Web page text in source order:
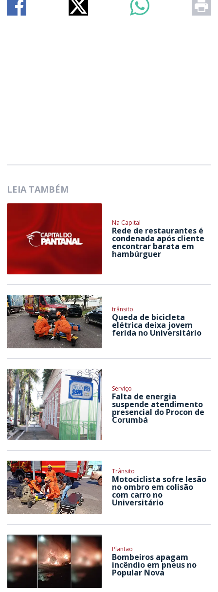
LEIA TAMBÉM
Na Capital
Rede de restaurantes é
condenada após cliente
encontrar barata em
hambúrguer
trânsito
Queda de bicicleta
elétrica deixa jovem
ferida no Universitário
Serviço
Falta de energia
suspende atendimento
presencial do Procon de
Corumbá
Trânsito
Motociclista sofre lesão
no ombro em colisão
com carro no
Universitário
Plantão
Bombeiros apagam
incêndio em pneus no
Popular Nova